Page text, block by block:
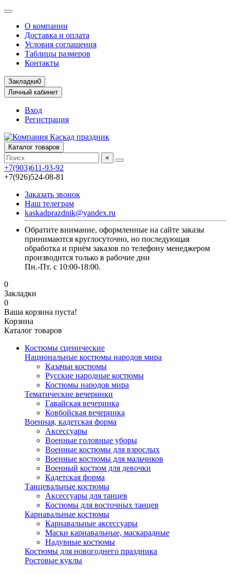
О компании
Доставка и оплата
Условия соглашения
Таблицы размеров
Контакты
Закладки0
Личный кабинет
Вход
Регистрация
Каталог товаров
×
+7(903)611-93-92
+7(926)524-08-81
Заказать звонок
Наш телеграм
kaskadprazdnik@yandex.ru
Обратите внимание, оформленные на сайте заказы
принимаются круглосуточно, но последующая
обработка и приём заказов по телефону менеджером
производится только в рабочие дни
Пн.-Пт. с 10:00-18:00.
0
Закладки
0
Ваша корзина пуста!
Корзина
Каталог товаров
Костюмы сценические
Национальные костюмы народов мира
Казачьи костюмы
Русские народные костюмы
Костюмы народов мира
Тематические вечеринки
Гавайская вечеринка
Ковбойская вечеринка
Военная, кадетская форма
Аксессуары
Военные головные уборы
Военные костюмы для взрослых
Военные костюмы для мальчиков
Военный костюм для девочки
Кадетская форма
Танцевальные костюмы
Аксессуары для танцев
Костюмы для восточных танцев
Карнавальные костюмы
Карнавальные аксессуары
Маски карнавальные, маскарадные
Надувные костюмы
Костюмы для новогоднего праздника
Ростовые куклы